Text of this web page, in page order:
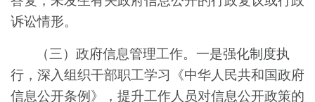
诉讼情形。
（三）政府信息管理工作。一是强化制度执
行，深入组织干部职工学习《中华人民共和国政府
信息公开条例》，提升工作人员对信息公开政策的